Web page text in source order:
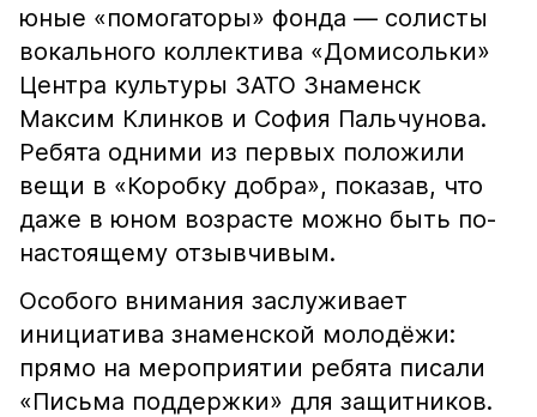
юные «помогаторы» фонда — солисты
вокального коллектива «Домисольки»
Центра культуры ЗАТО Знаменск
Максим Клинков и София Пальчунова.
Ребята одними из первых положили
вещи в «Коробку добра», показав, что
даже в юном возрасте можно быть по-
настоящему отзывчивым.
Особого внимания заслуживает
инициатива знаменской молодёжи:
прямо на мероприятии ребята писали
«Письма поддержки» для защитников.